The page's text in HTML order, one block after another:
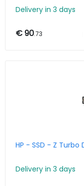
Delivery in 3 days
€ 90.73
HP - SSD - Z
Delivery in 3 days